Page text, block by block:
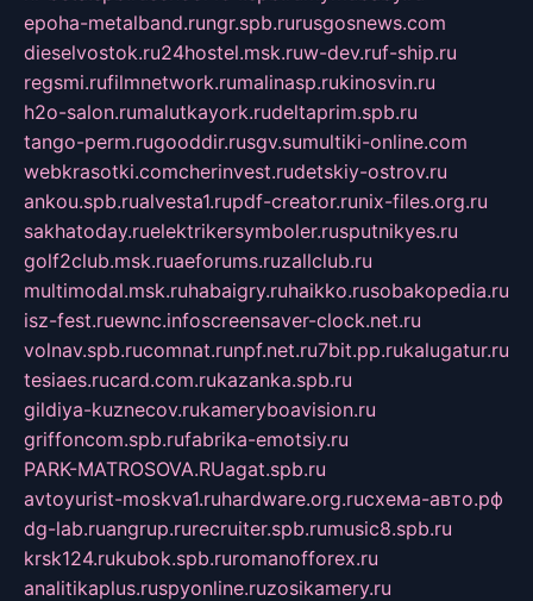
epoha-metalband.rungr.spb.rurusgosnews.com
dieselvostok.ru24hostel.msk.ruw-dev.ruf-ship.ru
regsmi.rufilmnetwork.rumalinasp.rukinosvin.ru
h2o-salon.rumalutkayork.rudeltaprim.spb.ru
tango-perm.rugooddir.rusgv.sumultiki-online.com
webkrasotki.comcherinvest.rudetskiy-ostrov.ru
ankou.spb.rualvesta1.rupdf-creator.runix-files.org.ru
sakhatoday.ruelektrikersymboler.rusputnikyes.ru
golf2club.msk.ruaeforums.ruzallclub.ru
multimodal.msk.ruhabaigry.ruhaikko.rusobakopedia.ru
isz-fest.ruewnc.infoscreensaver-clock.net.ru
volnav.spb.rucomnat.runpf.net.ru7bit.pp.rukalugatur.ru
tesiaes.rucard.com.rukazanka.spb.ru
gildiya-kuznecov.rukameryboavision.ru
griffoncom.spb.rufabrika-emotsiy.ru
PARK-MATROSOVA.RUagat.spb.ru
avtoyurist-moskva1.ruhardware.org.ruсхема-авто.рф
dg-lab.ruangrup.rurecruiter.spb.rumusic8.spb.ru
krsk124.rukubok.spb.ruromanofforex.ru
analitikaplus.ruspyonline.ruzosikamery.ru